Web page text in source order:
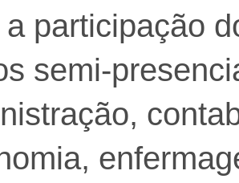
a participação
semi-